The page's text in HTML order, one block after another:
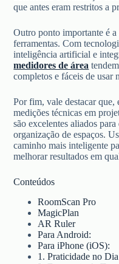
que antes eram restritos a
Outro ponto importante é a
ferramentas. Com
inteligência artificial e
medidores de área
completos e fáceis de usar
Por fim, vale destacar que,
medições técnicas em
são excelentes aliados
organização de espaços.
caminho mais inteligente
melhorar resultados em
Conteúdos
RoomScan Pro
MagicPlan
AR Ruler
Para Android:
Para iPhone (iOS):
1. Praticidade no